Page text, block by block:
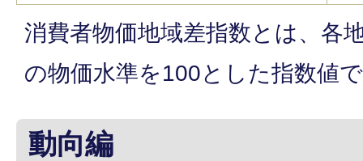
消費者物価地域差指数とは、各
の物価水準を100とした指数値
動向編